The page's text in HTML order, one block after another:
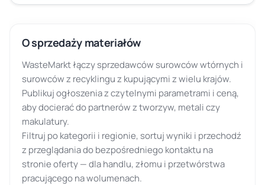
O sprzedaży materiałów
WasteMarkt łączy sprzedawców surowców wtórnych i
surowców z recyklingu z kupującymi z wielu krajów.
Publikuj ogłoszenia z czytelnymi parametrami i ceną,
aby docierać do partnerów z tworzyw, metali czy
makulatury.
Filtruj po kategorii i regionie, sortuj wyniki i przechodź
z przeglądania do bezpośredniego kontaktu na
stronie oferty — dla handlu, złomu i przetwórstwa
pracującego na wolumenach.